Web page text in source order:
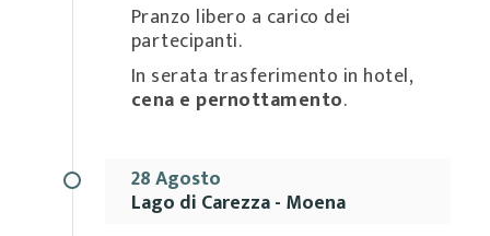
Pranzo libero a carico dei
partecipanti.
In serata trasferimento in hotel,
cena e pernottamento.
28 Agosto
Lago di Carezza - Moena